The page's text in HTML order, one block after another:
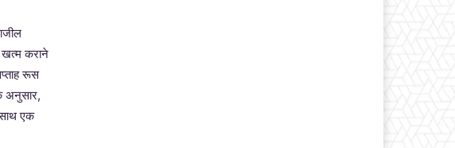
खत्म कराने
रूस
अनुसार,
एक